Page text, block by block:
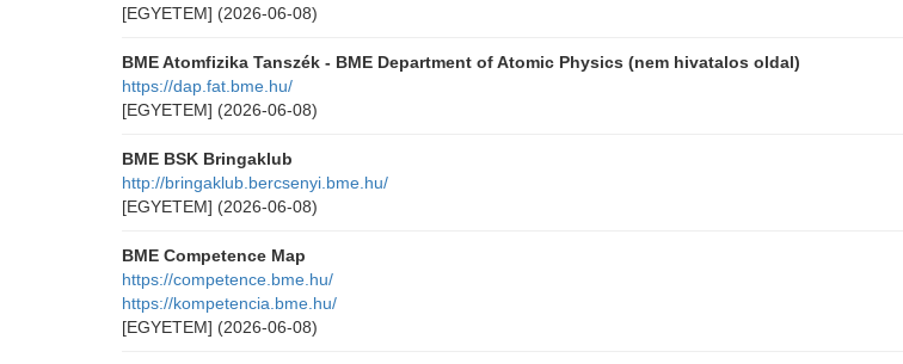
[EGYETEM] (2026-06-08)
BME Atomfizika Tanszék - BME Department of Atomic Physics (nem hivatalos oldal)
https://dap.fat.bme.hu/
[EGYETEM] (2026-06-08)
BME BSK Bringaklub
http://bringaklub.bercsenyi.bme.hu/
[EGYETEM] (2026-06-08)
BME Competence Map
https://competence.bme.hu/
https://kompetencia.bme.hu/
[EGYETEM] (2026-06-08)